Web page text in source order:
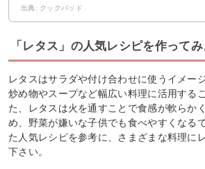
出典: クックパッド
「レタス」の人気レシピを作ってみ
レタスはサラダや付け合わせに使うイメー
炒め物やスープなど幅広い料理に活用する
た、レタスは火を通すことで食感が軟らか
め、野菜が嫌いな子供でも食べやすくなる
た人気レシピを参考に、さまざまな料理に
下さい。